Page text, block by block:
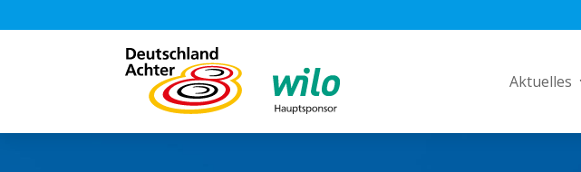
Aktuelles